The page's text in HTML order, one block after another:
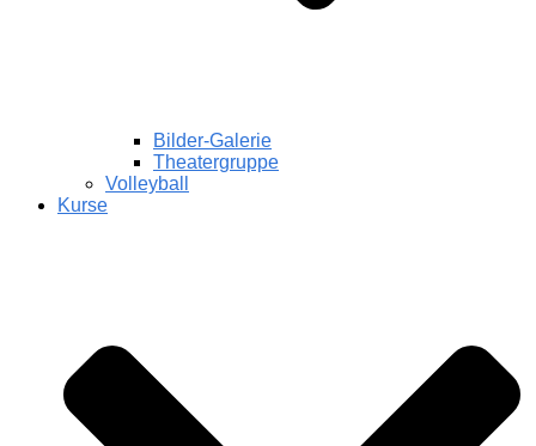
Bilder-Galerie
Theatergruppe
Volleyball
Kurse